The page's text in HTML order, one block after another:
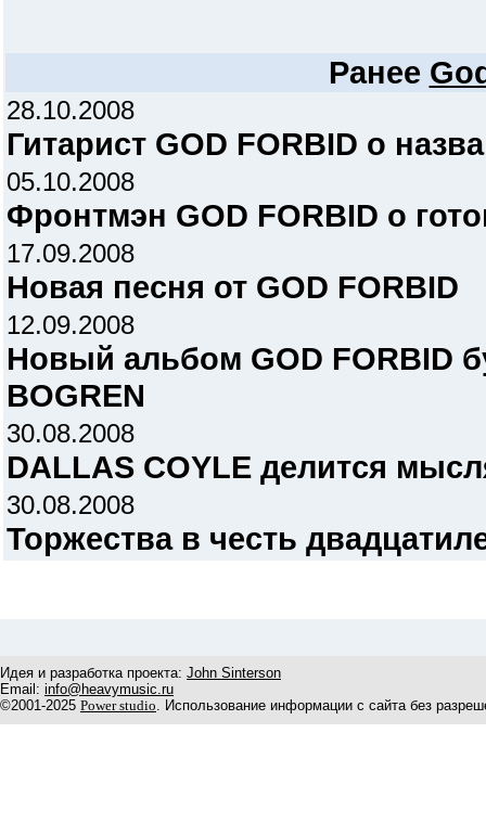
Ранее
28.10.2008
Гитарист GOD FORBID о
05.10.2008
Фронтмэн GOD FORBID о
17.09.2008
Новая песня от GOD FORBID
12.09.2008
Новый альбом GOD FORBID
BOGREN
30.08.2008
DALLAS COYLE делится
30.08.2008
Торжества в честь
Идея и разработка проекта: John Sinterson
Email: info@heavymusic.ru
©2001-2025 Power studio. Использование информации с сайта без